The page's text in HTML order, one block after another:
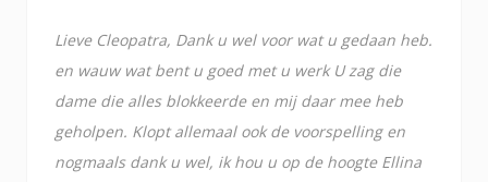
Lieve Cleopatra, Dank u wel voor wat u gedaan heb.
en wauw wat bent u goed met u werk U zag die
dame die alles blokkeerde en mij daar mee heb
geholpen. Klopt allemaal ook de voorspelling en
nogmaals dank u wel, ik hou u op de hoogte Ellina